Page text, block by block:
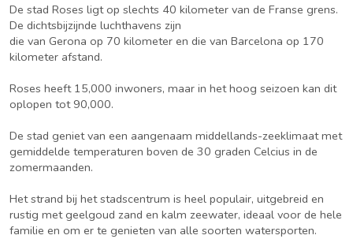
De stad Roses ligt op slechts 40 kilometer van de Franse grens.
De dichtsbijzijnde luchthavens zijn
die van Gerona op 70 kilometer en die van Barcelona op 170
kilometer afstand.
Roses heeft 15,000 inwoners, maar in het hoog seizoen kan dit
oplopen tot 90,000.
De stad geniet van een aangenaam middellands-zeeklimaat met
gemiddelde temperaturen boven de 30 graden Celcius in de
zomermaanden.
Het strand bij het stadscentrum is heel populair, uitgebreid en
rustig met geelgoud zand en kalm zeewater, ideaal voor de hele
familie en om er te genieten van alle soorten watersporten.